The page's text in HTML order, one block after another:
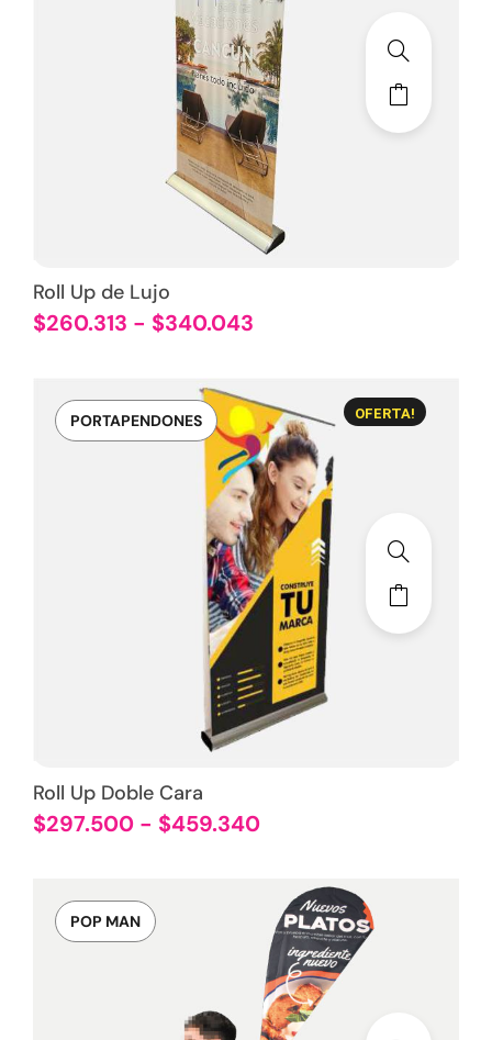
Roll Up de Lujo
$260.313 - $340.043
OFERTA!
PORTAPENDONES
Roll Up Doble Cara
$297.500 - $459.340
POP MAN